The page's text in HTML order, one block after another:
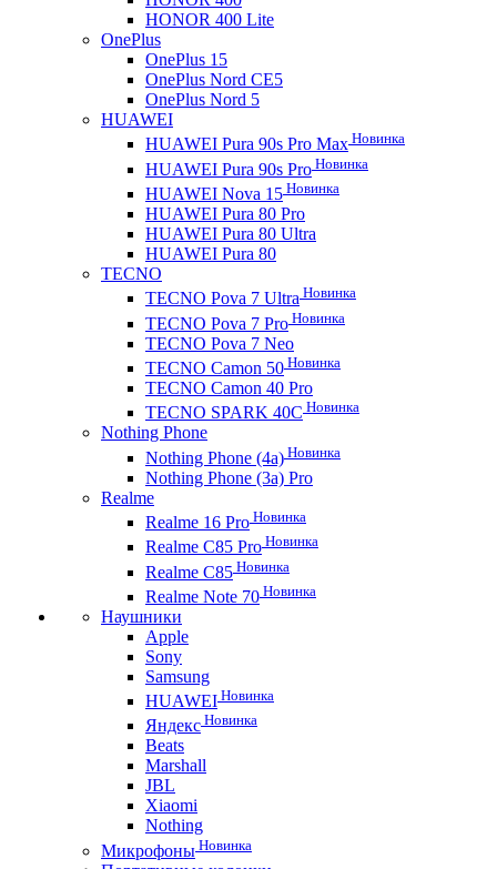
HONOR 400 Lite
OnePlus
OnePlus 15
OnePlus Nord CE5
OnePlus Nord 5
HUAWEI
HUAWEI Pura 90s Pro Max Новинка
HUAWEI Pura 90s Pro Новинка
HUAWEI Nova 15 Новинка
HUAWEI Pura 80 Pro
HUAWEI Pura 80 Ultra
HUAWEI Pura 80
TECNO
TECNO Pova 7 Ultra Новинка
TECNO Pova 7 Pro Новинка
TECNO Pova 7 Neo
TECNO Camon 50 Новинка
TECNO Camon 40 Pro
TECNO SPARK 40C Новинка
Nothing Phone
Nothing Phone (4a) Новинка
Nothing Phone (3a) Pro
Realme
Realme 16 Pro Новинка
Realme C85 Pro Новинка
Realme C85 Новинка
Realme Note 70 Новинка
Наушники
Apple
Sony
Samsung
HUAWEI Новинка
Яндекс Новинка
Beats
Marshall
JBL
Xiaomi
Nothing
Микрофоны Новинка